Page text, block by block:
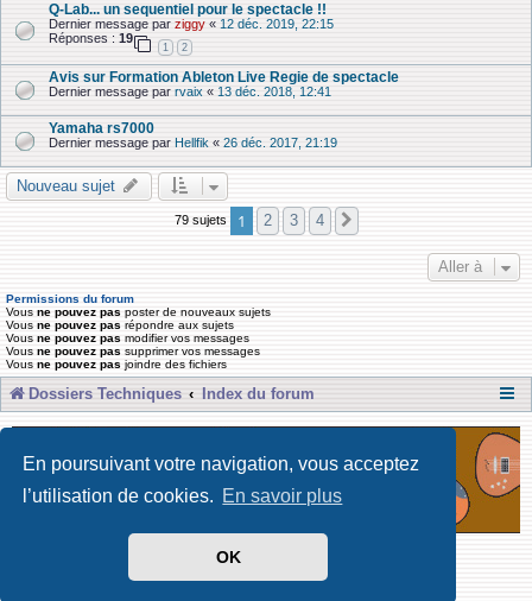
En poursuivant votre navigation, vous acceptez
l’utilisation de cookies. En savoir plus
OK
Q-Lab... un sequentiel pour le spectacle !!
Dernier message par ziggy « 12 déc. 2019, 22:15
Réponses : 19
1 2
Avis sur Formation Ableton Live Regie de spectacle
Dernier message par rvaix « 13 déc. 2018, 12:41
Yamaha rs7000
Dernier message par Hellfik « 26 déc. 2017, 21:19
Nouveau sujet
79 sujets 1 2 3 4
Aller à
Permissions du forum
Vous ne pouvez pas poster de nouveaux sujets
Vous ne pouvez pas répondre aux sujets
Vous ne pouvez pas modifier vos messages
Vous ne pouvez pas supprimer vos messages
Vous ne pouvez pas joindre des fichiers
Dossiers Techniques Index du forum
Développé par Forum Software © phpBB Limited
Traduit par phpBB-fr